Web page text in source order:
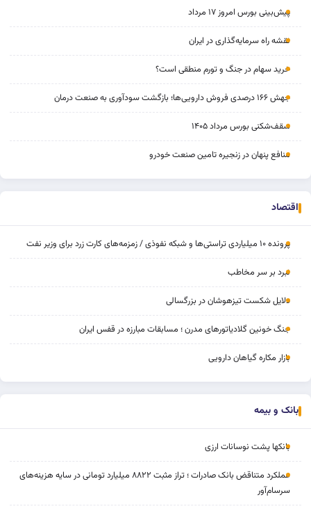
پیش‌بینی بورس امروز ۱۷ مرداد
نقشه راه سرمایه‌گذاری در ایران
خرید سهام در جنگ و تورم منطقی است؟
جهش ۱۶۶ درصدی فروش دارویی‌ها؛ بازگشت سودآوری به صنعت درمان
سقف‌شکنی بورس مرداد ۱۴۰۵
منافع پنهان در زنجیره تامین صنعت خودرو
اقتصاد
پرونده ۱۰ میلیاردی تراستی‌ها و شبکه نفوذی / زمزمه‌های کارت زرد برای وزیر نفت
نبرد بر سر مخاطب
دلایل شکست تیزهوشان در بزرگسالی
جنگ خونین گلادیاتورهای مدرن ؛ مسابقات مبارزه در قفس ایران
بازار مکاره گیاهان دارویی
بانک و بیمه
بانکها پشت نوسانات ارزی
عملکرد متناقض بانک صادرات ؛ تراز مثبت ۸۸۲۲ میلیارد تومانی در سایه هزینه‌های
سرسام‌آور